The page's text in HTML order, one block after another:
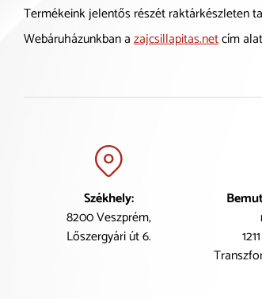
Termékeink jelentős részét raktárkészleten
Webáruházunkban azajcsillapitas.netcím
Székhely:
8200 Veszprém,
Lőszergyári út 6.